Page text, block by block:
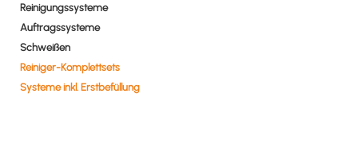
Reinigungssysteme
Auftragssysteme
Schweißen
Reiniger-Komplettsets
Systeme inkl. Erstbefüllung